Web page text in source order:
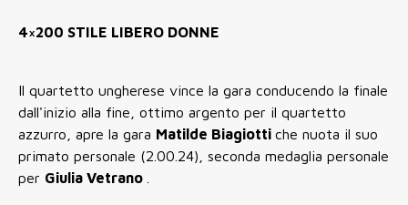
4×200 STILE LIBERO DONNE
Il quartetto ungherese vince la gara conducendo la finale
dall'inizio alla fine, ottimo argento per il quartetto
azzurro, apre la gara Matilde Biagiotti che nuota il suo
primato personale (2.00.24), seconda medaglia personale
per Giulia Vetrano